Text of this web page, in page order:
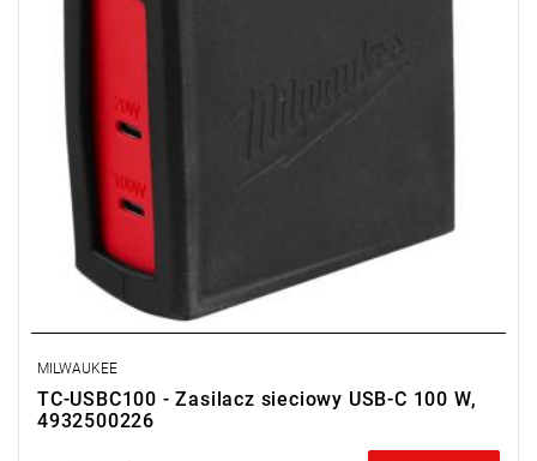
MILWAUKEE
TC-USBC100 - Zasilacz sieciowy USB-C 100 W,
4932500226